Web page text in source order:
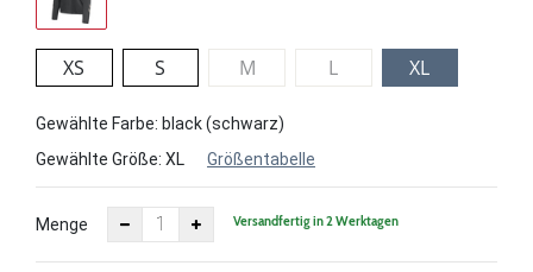
XS S M L XL
Gewählte Farbe: black (schwarz)
Gewählte Größe: XL Größentabelle
Menge Versandfertig in 2 Werktagen